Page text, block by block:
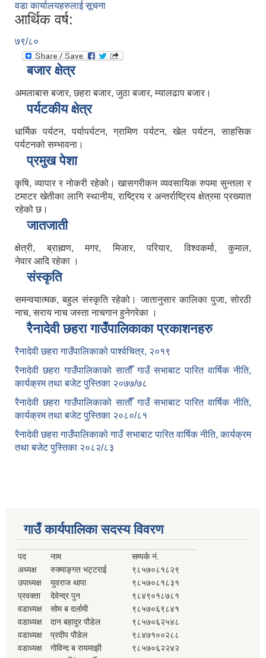
वडा कार्यालयहरुलाई सूचना
आर्थिक वर्ष:
७९/८०
बजार क्षेत्र
अमलाबास बजार, छहरा बजार, जुठा बजार, म्यालढाप बजार।
पर्यटकीय क्षेत्र
धार्मिक पर्यटन, पर्यापर्यटन, ग्रामिण पर्यटन, खेल पर्यटन, साहसिक
पर्यटनको सम्भावना।
प्रमुख पेशा
कृषि, व्यापार र नोकरी रहेको। खासगरीकन व्यवसायिक रुपमा सुन्तला र
टमाटर खेतीका लागि स्थानीय, राष्ट्रिय र अन्तर्राष्ट्रिय क्षेत्रमा प्रख्यात
रहेको छ।
जातजाती
क्षेत्री, ब्राह्मण, मगर, मिजार, परियार, विश्वकर्मा, कुमाल,
नेवार आदि रहेका ।
संस्कृति
समन्वयात्मक, बहुल संस्कृति रहेको। जातानुसार कालिका पुजा, सोरठी
नाच, सराय नाच जस्ता नाचगान हुनेगरेका ।
रैनादेवी छहरा गाउँपालिकाका प्रकाशनहरु
रैनादेवी छहरा गाउँपालिकाको पार्श्वचित्र, २०१९
रैनादेवी छहरा गाउँपालिकाको सातौँ गाउँ सभाबाट पारित वार्षिक नीति,
कार्यक्रम तथा बजेट पुस्तिका २०७७/७८
रैनादेवी छहरा गाउँपालिकाको सातौँ गाउँ सभाबाट पारित वार्षिक नीति,
कार्यक्रम तथा बजेट पुस्तिका २०८०/८१
रैनादेवी छहरा गाउँपालिकाको गाउँ सभाबाट पारित वार्षिक नीति, कार्यक्रम
तथा बजेट पुस्तिका २०८२/८३
गाउँ कार्यपालिका सदस्य विवरण
पद नाम
सम्पर्क नं.
अध्यक्ष
रुक्माङ्गत भट्टराई
९८५७०८१८२९
उपाध्यक्ष
युवराज थापा
९८५७०८१८३१
प्रवक्ता
देवेन्द्र पुन
९८४९०१८७८१
वडाध्यक्ष
सोम ब दर्लामी
९८५७०६९८४१
वडाध्यक्ष
दान बहादुर पौडेल
९८५७०६२५४८
वडाध्यक्ष
प्रदीप पौडेल
९८४७१००२८८
वडाध्यक्ष
गोविन्द ब रायमाझी
९८५७०६२२४२